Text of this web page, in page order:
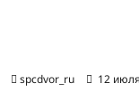
spcdvor_ru
12